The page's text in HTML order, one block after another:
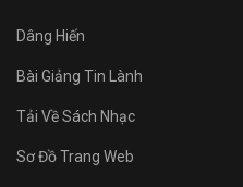
Dâng Hiến
Bài Giảng Tin Lành
Tải Về Sách Nhạc
Sơ Đồ Trang Web